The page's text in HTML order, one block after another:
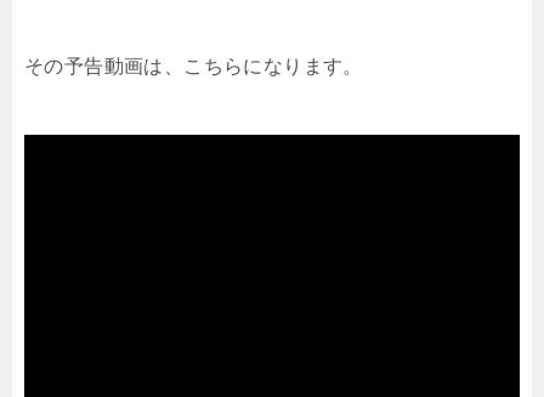
その予告動画は、こちらになります。